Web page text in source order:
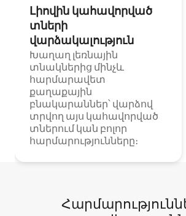
Լիովին կահավորված
տների
վարձակալություն
Խաղաղ լեռնային
տնակներից մինչև
հարմարավետ
քաղաքային
բնակարաններ՝ վարձով
տրվող այս կահավորված
տներում կան բոլոր
հարմարությունները։